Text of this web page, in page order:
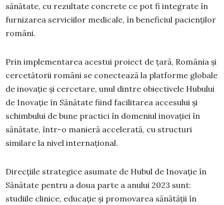
sănătate, cu rezultate concrete ce pot fi integrate în
furnizarea serviciilor medicale, în beneficiul pacienților
români.
Prin implementarea acestui proiect de țară, România și
cercetătorii români se conectează la platforme globale
de inovație și cercetare, unul dintre obiectivele Hubului
de Inovație în Sănătate fiind facilitarea accesului și
schimbului de bune practici în domeniul inovației în
sănătate, într-o manieră accelerată, cu structuri
similare la nivel internațional.
Direcțiile strategice asumate de Hubul de Inovație în
Sănătate pentru a doua parte a anului 2023 sunt:
studiile clinice, educație și promovarea sănătății în